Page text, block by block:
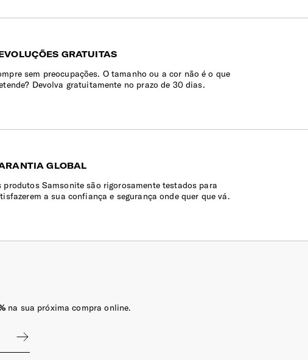
GRATUITAS
sem preocupações. O tamanho ou a cor não é o que
Devolva gratuitamente no prazo de 30 dias.
GLOBAL
produtos Samsonite são rigorosamente testados para
a sua confiança e segurança onde quer que vá.
na sua próxima compra online.